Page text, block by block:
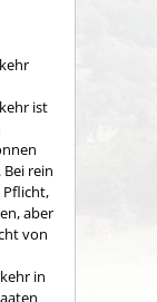
ist
rein
aber
von
in